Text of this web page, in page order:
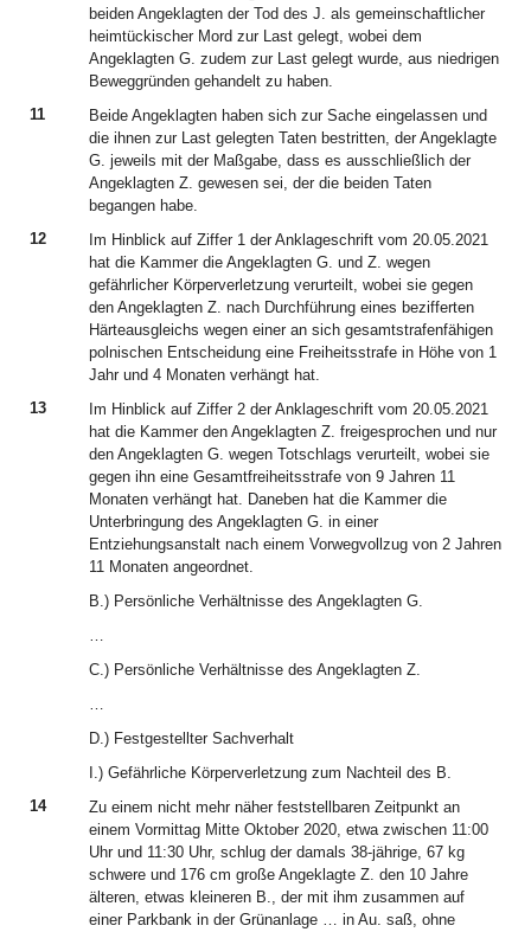
beiden Angeklagten der Tod des J. als gemeinschaftlicher
heimtückischer Mord zur Last gelegt, wobei dem
Angeklagten G. zudem zur Last gelegt wurde, aus niedrigen
Beweggründen gehandelt zu haben.
11
Beide Angeklagten haben sich zur Sache eingelassen und
die ihnen zur Last gelegten Taten bestritten, der Angeklagte
G. jeweils mit der Maßgabe, dass es ausschließlich der
Angeklagten Z. gewesen sei, der die beiden Taten
begangen habe.
12
Im Hinblick auf Ziffer 1 der Anklageschrift vom 20.05.2021
hat die Kammer die Angeklagten G. und Z. wegen
gefährlicher Körperverletzung verurteilt, wobei sie gegen
den Angeklagten Z. nach Durchführung eines bezifferten
Härteausgleichs wegen einer an sich gesamtstrafenfähigen
polnischen Entscheidung eine Freiheitsstrafe in Höhe von 1
Jahr und 4 Monaten verhängt hat.
13
Im Hinblick auf Ziffer 2 der Anklageschrift vom 20.05.2021
hat die Kammer den Angeklagten Z. freigesprochen und nur
den Angeklagten G. wegen Totschlags verurteilt, wobei sie
gegen ihn eine Gesamtfreiheitsstrafe von 9 Jahren 11
Monaten verhängt hat. Daneben hat die Kammer die
Unterbringung des Angeklagten G. in einer
Entziehungsanstalt nach einem Vorwegvollzug von 2 Jahren
11 Monaten angeordnet.
B.) Persönliche Verhältnisse des Angeklagten G.
…
C.) Persönliche Verhältnisse des Angeklagten Z.
…
D.) Festgestellter Sachverhalt
I.) Gefährliche Körperverletzung zum Nachteil des B.
14
Zu einem nicht mehr näher feststellbaren Zeitpunkt an
einem Vormittag Mitte Oktober 2020, etwa zwischen 11:00
Uhr und 11:30 Uhr, schlug der damals 38-jährige, 67 kg
schwere und 176 cm große Angeklagte Z. den 10 Jahre
älteren, etwas kleineren B., der mit ihm zusammen auf
einer Parkbank in der Grünanlage … in Au. saß, ohne